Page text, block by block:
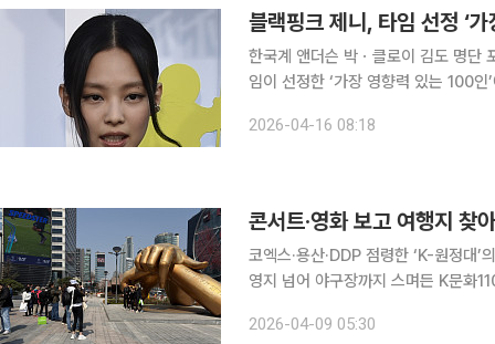
블랙핑크 제니, 타임 선정 ‘
한국계 앤더슨 박ㆍ클로이 김도 명단 포함 K팝 걸그룹 블랙핑크의 멤버 제니가 미국 시사
임이 선정한 ‘가장 영향력 있는 100인’에 한국인
인 싱글차트 ‘핫100’에 3곡을 동시에
2026-04-16 08:18
코엑스·용산·DDP 점령한 ‘K-원정대
영지 넘어 야구장까지 스며든 K문화110만 외국
에게도 새로운 관광 흐름으로 자리 잡
2026-04-09 05:30